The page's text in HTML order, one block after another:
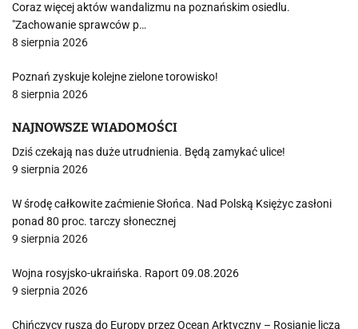
Coraz więcej aktów wandalizmu na poznańskim osiedlu.
"Zachowanie sprawców p…
8 sierpnia 2026
Poznań zyskuje kolejne zielone torowisko!
8 sierpnia 2026
NAJNOWSZE WIADOMOŚCI
Dziś czekają nas duże utrudnienia. Będą zamykać ulice!
9 sierpnia 2026
W środę całkowite zaćmienie Słońca. Nad Polską Księżyc zasłoni
ponad 80 proc. tarczy słonecznej
9 sierpnia 2026
Wojna rosyjsko-ukraińska. Raport 09.08.2026
9 sierpnia 2026
Chińczycy ruszą do Europy przez Ocean Arktyczny – Rosjanie liczą